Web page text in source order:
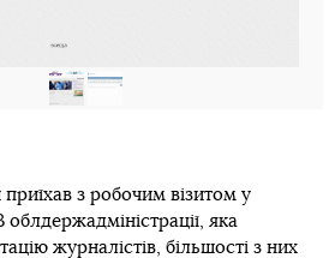
з робочим візитом у
яка
журналістів, більшості з них